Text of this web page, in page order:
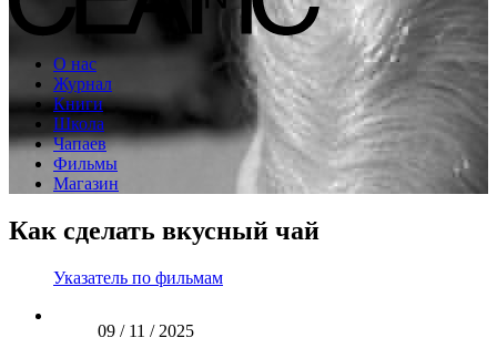
О нас
Журнал
Книги
Школа
Чапаев
Фильмы
Магазин
Как сделать вкусный чай
Указатель по фильмам
09 / 11 / 2025